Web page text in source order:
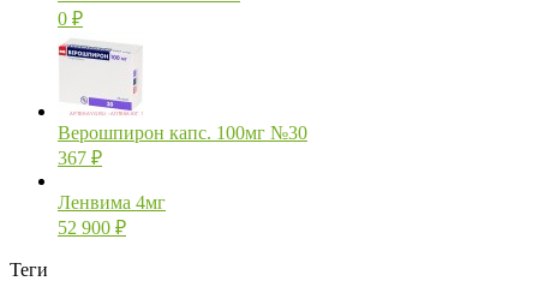
0 ₽
Верошпирон капс. 100мг №30
367 ₽
Ленвима 4мг
52 900 ₽
Теги